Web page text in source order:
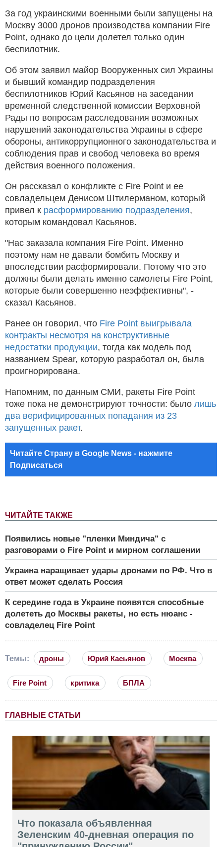
ЧИТАЙТЕ ТАКЖЕ
Появились новые "пленки Миндича" с
разговорами о Fire Point и мирном соглашении
Украина наращивает удары дронами по РФ. Что в
ответ может сделать Россия
К середине года в Украине появятся способные
долететь до Москвы ракеты, но есть нюанс -
совладелец Fire Point
За год украинскими военными были запущены на
Москву 3000 дронов производства компании Fire
Point, однако до цели долетел только один
беспилотник.
Об этом заявил майор Вооруженных сил Украины
и бывший командир подразделения
беспилотников Юрий Касьянов на заседании
временной следственной комиссии Верховной
Рады по вопросам расследования возможных
нарушений законодательства Украины в сфере
обороны, антикоррупционного законодательства и
соблюдения прав и свобод человека во время
действия военного положения.
Он рассказал о конфликте с Fire Point и ее
совладельцем Денисом Штилерманом, который
привел к расформированию подразделения,
которым командовал Касьянов.
"Нас заказала компания Fire Point. Именно
поэтому нам не давали бомбить Москву и
впоследствии расформировали. Потому что это
должны были делать именно самолеты Fire Point,
которые были совершенно неэффективны", -
сказал Касьянов.
Ранее он говорил, что Fire Point выигрывала
контракты несмотря на конструктивные
недостатки продукции, тогда как модель под
названием Spear, которую разработал он, была
проигнорирована.
Напомним, по данным СМИ, ракеты Fire Point
тоже пока не демонстрируют точности: было лишь
два верифицированных попадания из 23
запущенных ракет.
Читайте Страну в Google News - нажмите
Подписаться
Темы: дроны Юрий Касьянов Москва
Fire Point критика БПЛА
ГЛАВНЫЕ СТАТЬИ
Что показала объявленная
Зеленским 40-дневная операция по